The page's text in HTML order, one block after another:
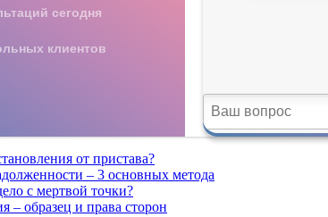
от пристава?
– 3 основных метода
с мертвой точки?
– образец и права сторон